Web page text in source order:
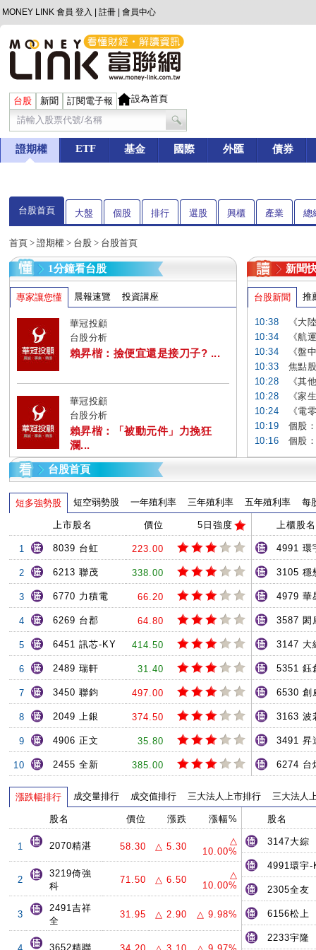
MONEY LINK 會員 登入 註冊 會員中心
台股 新聞 訂閱電子報 設為首頁
證期權 ETF 基金 國際 外匯 債券
台股首頁 大盤 個股 排行 選股 興櫃 產業 總
首頁 > 證期權 > 台股 > 台股首頁
1分鐘看台股
專家讓您懂 晨報速覽 投資講座
華冠投顧
台股分析
賴昇楷：撿便宜還是接刀子? ...
華冠投顧
台股分析
賴昇楷：「被動元件」力挽狂
瀾...
新聞
台股新聞 推
10:38
《大
10:34
《航
10:34
《盤
10:33
焦點
10:28
《其
10:28
《家
10:24
《電
10:19
個股
10:16
個股
台股首頁
短多強勢股 短空弱勢股 一年殖利率 三年殖利率 五年殖利率 每
上市股名 價位 5日強度
1 8039 台虹 223.00
2 6213 聯茂 338.00
3 6770 力積電 66.20
4 6269 台郡 64.80
5 6451 訊芯-KY 414.50
6 2489 瑞軒 31.40
7 3450 聯鈞 497.00
8 2049 上銀 374.50
9 4906 正文 35.80
10 2455 全新 385.00
上櫃股名
4991 環
3105 穩
4979 華
3587 閎
3147 大
5351 鈺
6530 創
3163 波
3491 昇
6274 台
漲跌幅排行 成交量排行 成交值排行 三大法人上市排行 三大法人
股名 價位 漲跌 漲幅%
1 2070精湛 58.30 △ 5.30
△
10.00%
2
3219倚強
科
71.50 △ 6.50
△
10.00%
3
2491吉祥
全
31.95 △ 2.90 △ 9.98%
3652精聯
股名
3147大綜
4991環宇-
2305全友
6156松上
2233宇隆